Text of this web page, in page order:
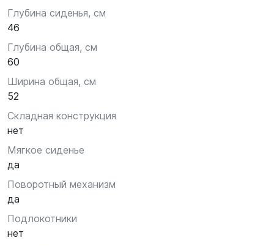
Глубина сиденья, см
46
Глубина общая, см
60
Ширина общая, см
52
Складная конструкция
нет
Мягкое сиденье
да
Поворотный механизм
да
Подлокотники
нет